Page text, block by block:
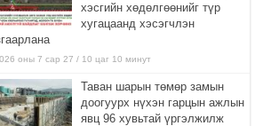
хэсгийн хөдөлгөөнийг түр
хугацаанд хэсэгчлэн
оны 7 сар 27 / 10 цаг 10 минут
Таван шарын төмөр замын
доогуурх нүхэн гарцын ажлын
явц 96 хувьтай үргэлжилж